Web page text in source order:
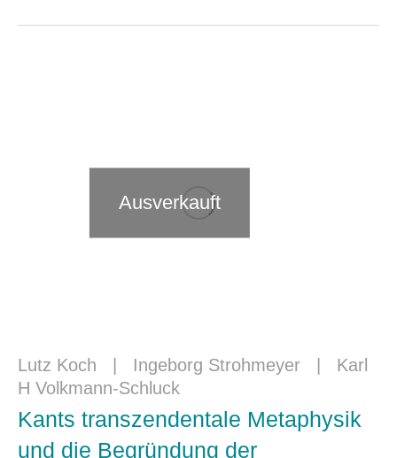
Ausverkauft
Lutz Koch Ingeborg Strohmeyer
Karl
H Volkmann-Schluck
Kants transzendentale Metaphysik
und die Begründung der